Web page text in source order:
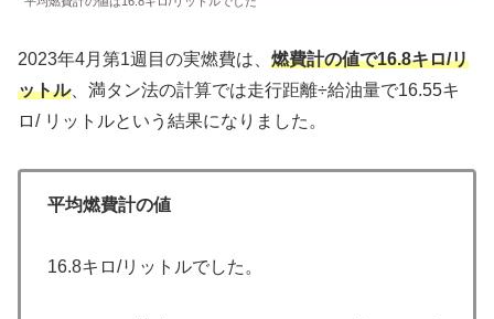
2023年4月第1週目の実燃費は、 燃費計の値で16.8キロ/リ
ットル、満タン法の計算では走行距離÷給油量で16.55キ
ロ/ リットルという結果になりました。
平均燃費計の値
16.8キロ/リットルでした。